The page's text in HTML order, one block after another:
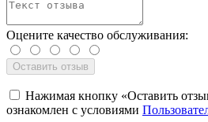
Оцените качество обслуживания:
Нажимая кнопку «Оставить
ознакомлен с условиями